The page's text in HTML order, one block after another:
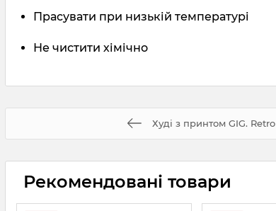
Прасувати при низькій температурі
Не чистити хімічно
Худі з принтом GIG.
Рекомендовані товари